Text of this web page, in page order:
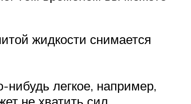
жидкости снимается
легкое, например,
не хватить сил.